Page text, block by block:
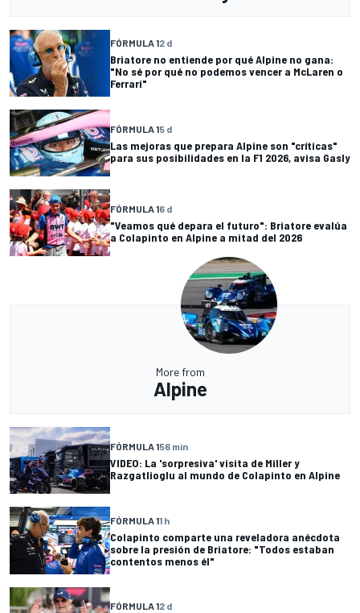
FÓRMULA 12 d
Briatore no entiende por qué Alpine no gana:
"No sé por qué no podemos vencer a McLaren o
Ferrari"
FÓRMULA 15 d
Las mejoras que prepara Alpine son "críticas"
para sus posibilidades en la F1 2026, avisa Gasly
FÓRMULA 16 d
"Veamos qué depara el futuro": Briatore evalúa
a Colapinto en Alpine a mitad del 2026
More from
Alpine
FÓRMULA 156 min
VIDEO: La 'sorpresiva' visita de Miller y
Razgatlioglu al mundo de Colapinto en Alpine
FÓRMULA 11 h
Colapinto comparte una reveladora anécdota
sobre la presión de Briatore: "Todos estaban
contentos menos él"
FÓRMULA 12 d